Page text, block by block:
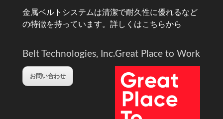
金属ベルトシステムは清潔で耐久性に優れるなど
の特徴を持っています。 詳しくはこちらから
Belt Technologies, Inc.
お問い合わせ
Great Place to Work